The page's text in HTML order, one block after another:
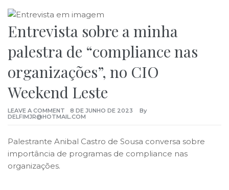
Entrevista sobre a minha
palestra de “compliance nas
organizações”, no CIO
Weekend Leste
LEAVE A COMMENT 8 DE JUNHO DE 2023
By
DELFIMJR@HOTMAIL.COM
Palestrante Anibal Castro de Sousa conversa sobre
importância de programas de compliance nas
organizações.